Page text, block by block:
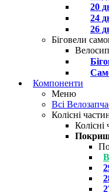
20
24
26
Біговели
Компоненти
Меню
Всі
Колісні
Колісні